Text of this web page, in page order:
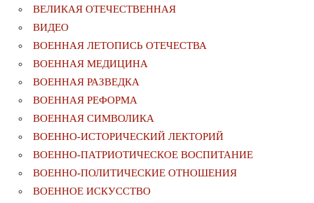
ВЕЛИКАЯ ОТЕЧЕСТВЕННАЯ
ВИДЕО
ВОЕННАЯ ЛЕТОПИСЬ ОТЕЧЕСТВА
ВОЕННАЯ МЕДИЦИНА
ВОЕННАЯ РАЗВЕДКА
ВОЕННАЯ РЕФОРМА
ВОЕННАЯ СИМВОЛИКА
ВОЕННО-ИСТОРИЧЕСКИЙ ЛЕКТОРИЙ
ВОЕННО-ПАТРИОТИЧЕСКОЕ ВОСПИТАНИЕ
ВОЕННО-ПОЛИТИЧЕСКИE ОТНОШЕНИЯ
ВОЕННОЕ ИСКУССТВО